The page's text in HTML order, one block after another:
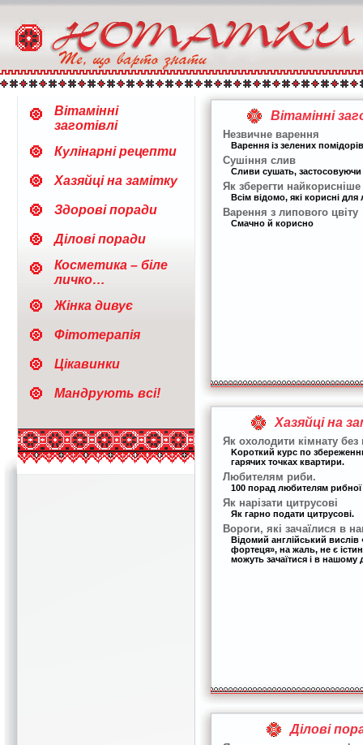
Вітамінні
заготівлі
Кулінарні рецепти
Хазяйці на замітку
Здорові поради
Ділові поради
Косметика – біле
личко…
Жінка дивує
Фітотерапія
Цікавинки
Мандрують всі!
Вітамінні
Незвичне варення
Варення із зелених
Сушіння слив
Сливи сушать, застосовуючи
Як зберегти найкорисніше
Всім відомо, які корисні
Варення з липового цвіту
Смачно й корисно
Хазяйці на
Як охолодити кімнату без
Kороткий курс по
гарячих точках квартири.
Любителям риби.
100 порад любителям рибної
Як нарізати цитрусові
Як гарно подати цитрусові.
Вороги, які зачаїлися в
Відомий англійський
фортеця», на жаль, не є
можуть зачаїтися і в нашому
Ділові